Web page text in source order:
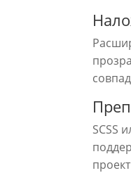
SCSS